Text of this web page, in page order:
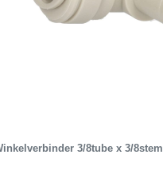
3/8tube x 3/8stem